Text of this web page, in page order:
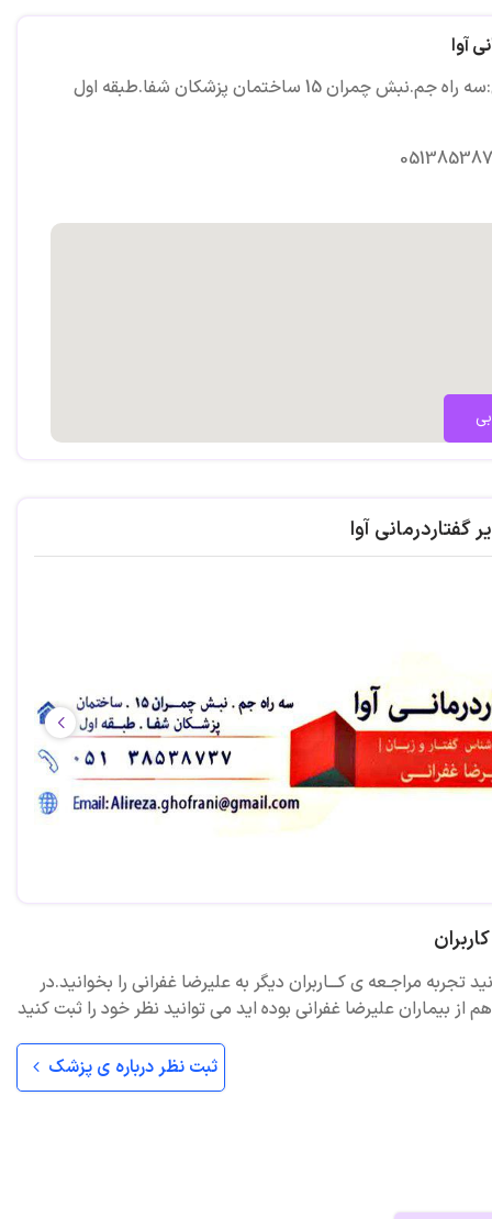
آوا
چمران 15 ساختمان پزشکان شفا.طبقه اول
گفتاردرمانی آوا
تجربه مراجـعه ی کـــاربران دیگر به علیرضا غفرانی را بخوانید.در
از بیماران علیرضا غفرانی بوده اید می توانید نظر خود را ثبت کنید
ثبت نظر درباره ی پزشک